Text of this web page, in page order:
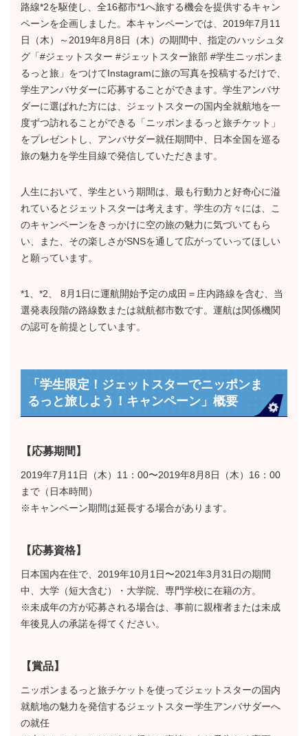
路線*2を駆使し、全16都市*1へ旅する機会を提供するキャン
ペーンを企画しました。本キャンペーンでは、2019年7月11
日（木）～2019年8月8日（木）の期間中、指定のハッシュタ
グ「#ジェットスター #ジェットスター旅部 #学生ニッポンま
るっと旅」をつけてInstagramに旅の写真を投稿するだけで、
学生アンバサダーに応募することができます。学生アンバサ
ダーに選ばれた方には、ジェットスターの国内全就航地を一
度ずつ訪れることができる「ニッポンまるっと旅チケット」
をプレゼントし、アンバサダー就任期間中、日本全国を巡る
旅の魅力を学生目線で発信していただきます。
人生において、学生という期間は、最も行動力と好奇心に溢
れているとジェットスターは考えます。学生の方々には、こ
のキャンペーンをきっかけに空の旅の魅力に気づいてもら
い、また、その楽しさがSNSを通して広がっていってほしい
と願っています。
*1、*2、 8月1日に運航開始予定の成田＝庄内路線を含む、当
選発表段階の路線数または就航都市数です。運航は関係機関
の認可を前提としています。
「学生限定！ジェットスターでニッポンま
るっと旅しよう！キャンペーン」概要
【応募期間】
2019年7月11日（木）11：00〜2019年8月8日（木）16：00
まで（日本時間）
※キャンペーン期間は延長する場合があります。
【応募資格】
日本国内在住で、2019年10月1日〜2021年3月31日の期間
中、大学（短大含む）・大学院、専門学校に在籍の方。
※未成年の方が応募される場合は、事前に親権者または未成
年後見人の承諾を得てください。
【賞品】
ニッポンまるっと旅チケットを使ってジェットスターの国内
就航地の魅力を発信するジェットスター学生アンバサダーへ
の就任